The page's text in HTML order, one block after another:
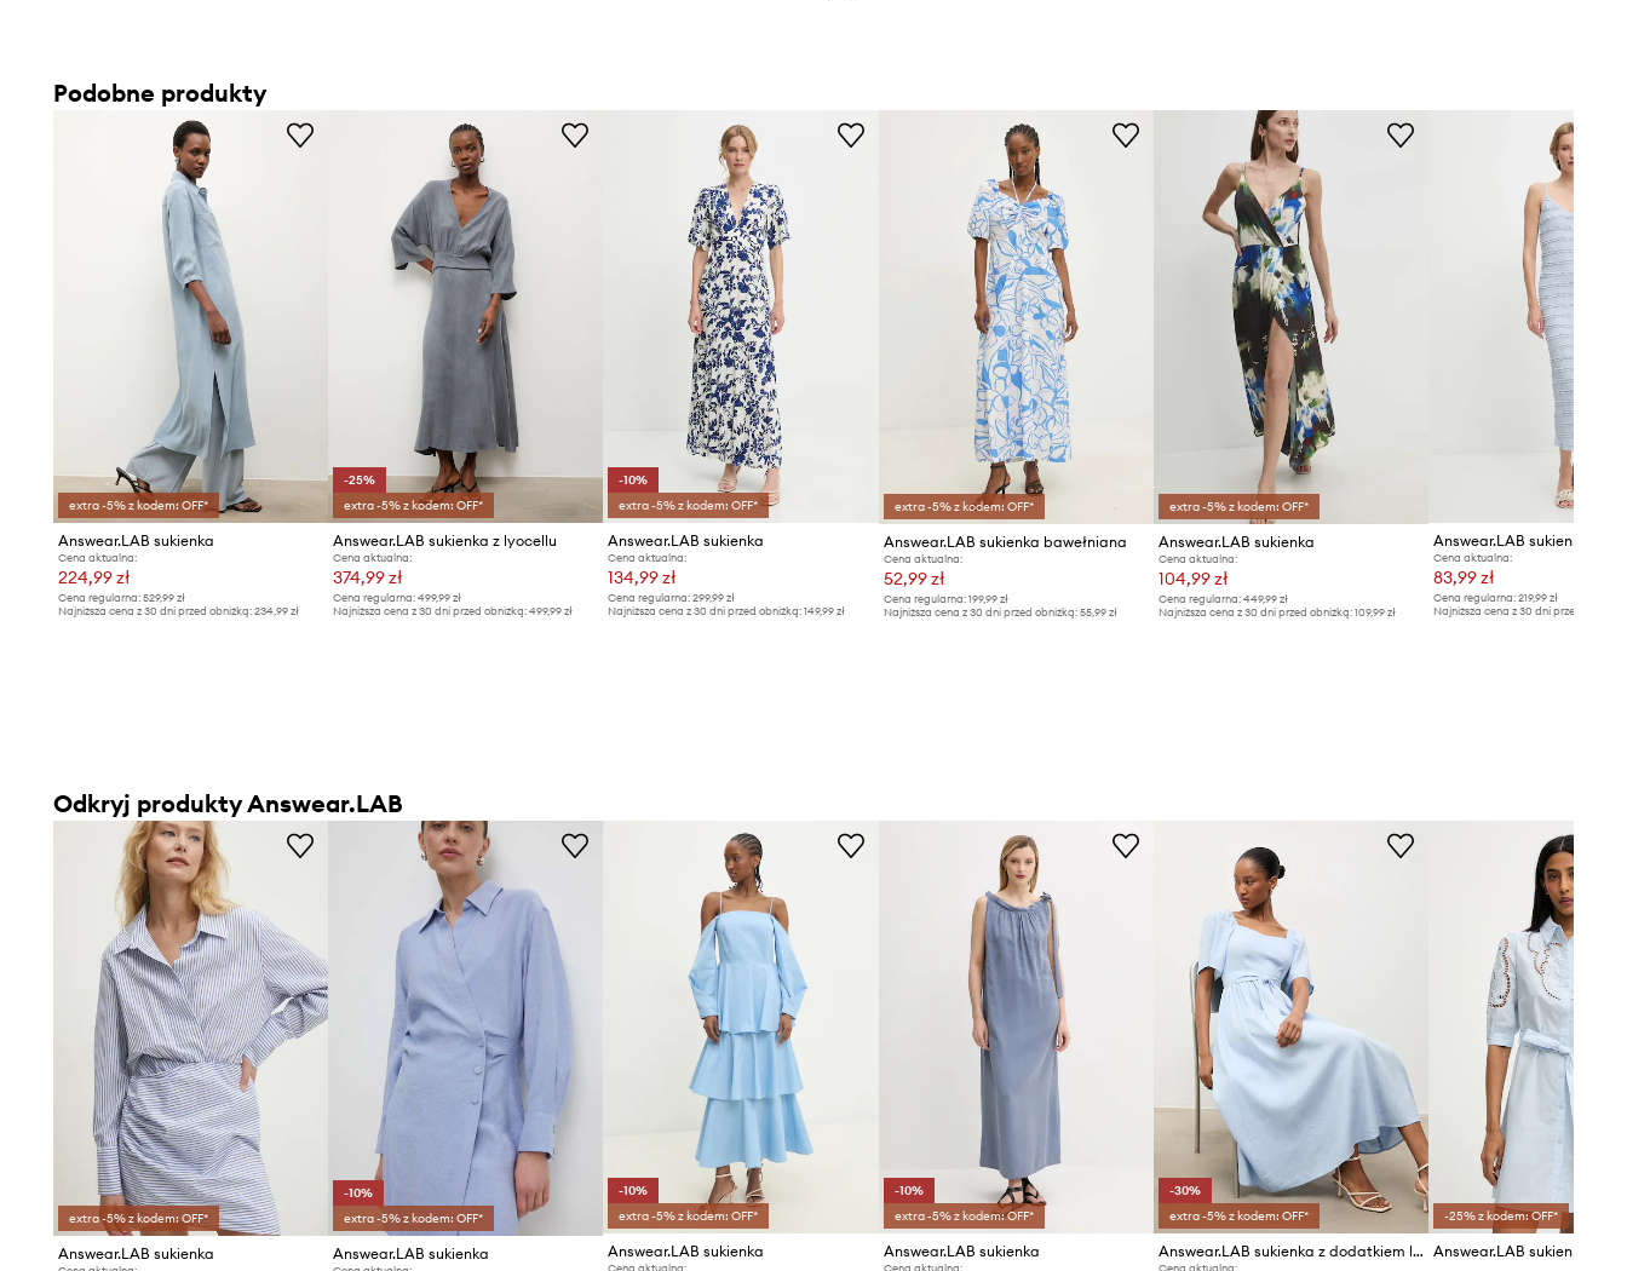
ID Produktu
niż nosisz zazwyczaj.
Tabela rozmiarów
Podobne produkty
extra -5% z kodem: OFF*
Answear.LAB sukienka
Cena aktualna:
224,99 zł
Cena regularna: 529,99 zł
Najniższa cena z 30 dni przed obniżką: 234,99 zł
-25%
extra -5% z kodem: OFF*
Answear.LAB sukienka z lyocellu
Cena aktualna:
374,99 zł
Cena regularna:499,99 zł
Najniższa cena z 30 dni przed obniżką:499,99 zł
-10%
extra -5% z kodem: OFF*
Answear.LAB sukienka
Cena aktualna:
134,99 zł
Cena regularna: 299,99 zł
Najniższa cena z 30 dni przed obniżką: 149,99 zł
extra -5% z kodem: OFF*
Answear.LAB sukienka bawełniana
Cena aktualna:
52,99 zł
Cena regularna: 199,99 zł
Najniższa cena z 30 dni przed obniżką: 55,99 zł
extra -5% z kodem: OFF*
Answear.LAB sukienka
Cena aktualna:
104,99 zł
Cena regularna:449,99 zł
Najniższa cena z 30 dni przed obniżką:109,99 zł
Answear.LAB sukienka
Cena aktualna:
83,99 zł
Cena regularna: 219,99 zł
Najniższa cena z 30 dni przed obniżką:
Odkryj produkty Answear.LAB
extra -5% z kodem: OFF*
Answear.LAB sukienka
-10%
extra -5% z kodem: OFF*
Answear.LAB sukienka
-10%
extra -5% z kodem: OFF*
Answear.LAB sukienka
-10%
extra -5% z kodem: OFF*
Answear.LAB sukienka
-30%
extra -5% z kodem: OFF*
Answear.LAB sukienka z dodatkiem lnu
-25% z kodem: OFF*
Answear.LAB sukienka